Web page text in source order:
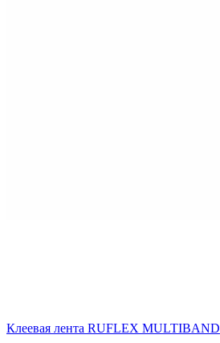
Клеевая лента RUFLEX MULTIBAND